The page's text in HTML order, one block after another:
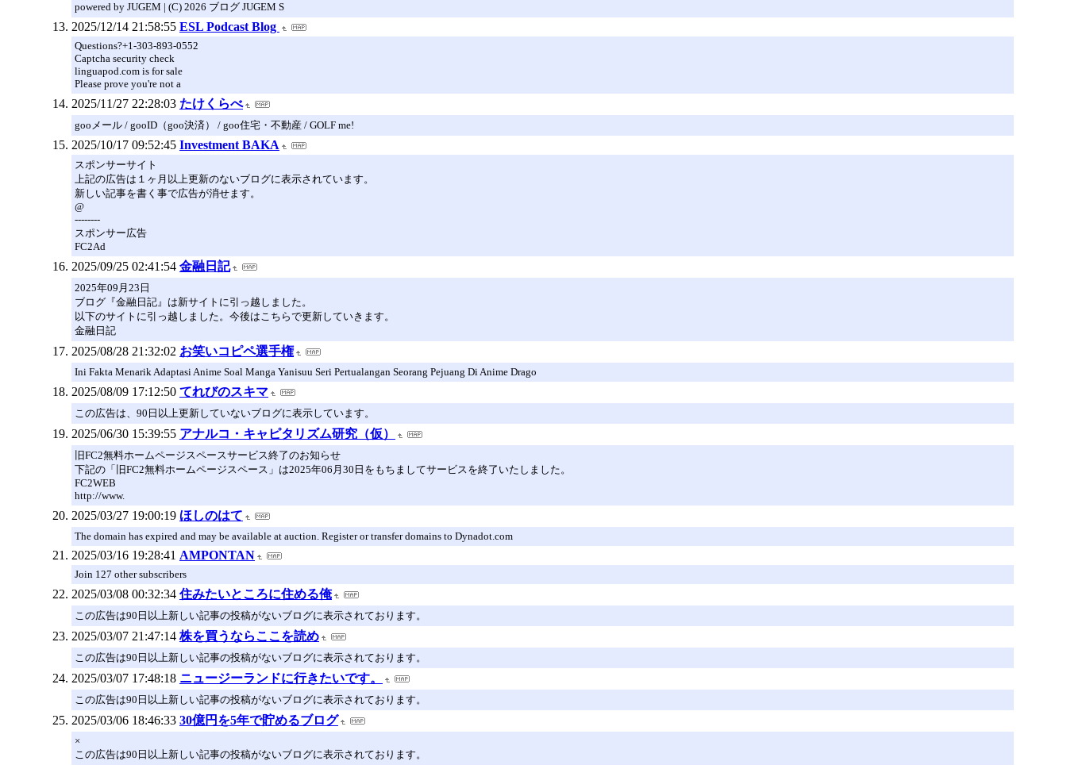
powered by JUGEM | (C) 2026 ブログ JUGEM S
2025/12/14 21:58:55 ESL Podcast Blog
Questions?+1-303-893-0552
Captcha security check
linguapod.com is for sale
Please prove you're not a
2025/11/27 22:28:03 たけくらべ
gooメール / gooID（goo決済） / goo住宅・不動産 / GOLF me!
2025/10/17 09:52:45 Investment BAKA
スポンサーサイト
上記の広告は１ヶ月以上更新のないブログに表示されています。
新しい記事を書く事で広告が消せます。
@
--------
スポンサー広告
FC2Ad
2025/09/25 02:41:54 金融日記
2025年09月23日
ブログ『金融日記』は新サイトに引っ越しました。
以下のサイトに引っ越しました。今後はこちらで更新していきます。
金融日記
2025/08/28 21:32:02 お笑いコピペ選手権
Ini Fakta Menarik Adaptasi Anime Soal Manga Yanisuu Seri Pertualangan Seorang Pejuang Di Anime Drago
2025/08/09 17:12:50 てれびのスキマ
この広告は、90日以上更新していないブログに表示しています。
2025/06/30 15:39:55 アナルコ・キャピタリズム研究（仮）
旧FC2無料ホームページスペースサービス終了のお知らせ
下記の「旧FC2無料ホームページスペース」は2025年06月30日をもちましてサービスを終了いたしました。
FC2WEB
http://www.
2025/03/27 19:00:19 ほしのはて
The domain has expired and may be available at auction. Register or transfer domains to Dynadot.com
2025/03/16 19:28:41 AMPONTAN
Join 127 other subscribers
2025/03/08 00:32:34 住みたいところに住める俺
この広告は90日以上新しい記事の投稿がないブログに表示されております。
2025/03/07 21:47:14 株を買うならここを読め
この広告は90日以上新しい記事の投稿がないブログに表示されております。
2025/03/07 17:48:18 ニュージーランドに行きたいです。
この広告は90日以上新しい記事の投稿がないブログに表示されております。
2025/03/06 18:46:33 30億円を5年で貯めるブログ
×
この広告は90日以上新しい記事の投稿がないブログに表示されております。